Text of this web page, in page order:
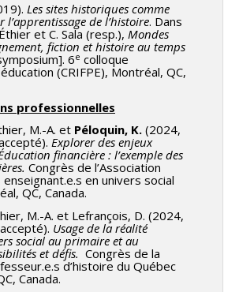
Les sites historiques comme
de l’histoire. Dans
et C. Sala (resp.), Mondes
fiction et histoire au temps
6e colloque
(CRIFPE), Montréal, QC,
professionnelles
M.-A. et Péloquin, K. (2024,
Explorer des enjeux
financière : l’exemple des
Congrès de l’Association
en univers social
QC, Canada.
M.-A. et Lefrançois, D. (2024,
Usage de la réalité
social au primaire et au
et défis. Congrès de la
d’histoire du Québec
Canada.